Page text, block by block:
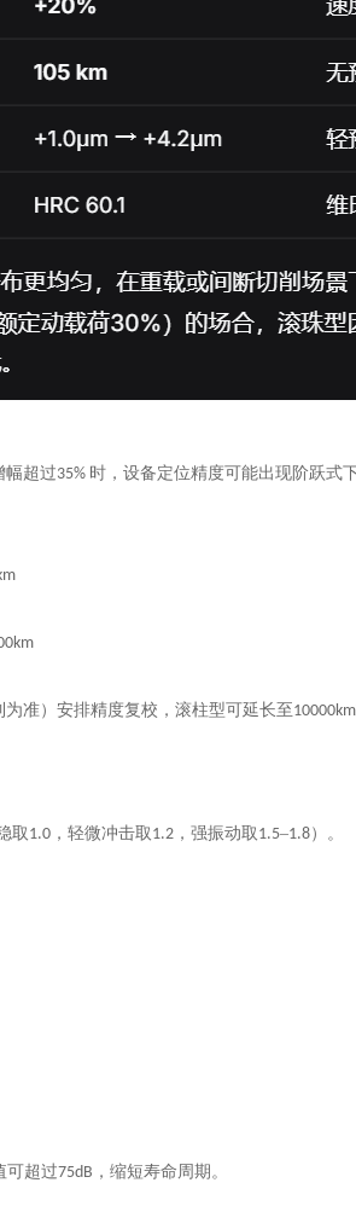
幅超过35% 时，设备定位精度可能出现阶跃式
为准）安排精度复校，滚柱型可延长至10000km
取1.0 ，轻微冲击取 1.2 ，强振动取 1.5–1.8）。
可超过75dB ，缩短寿命周期。